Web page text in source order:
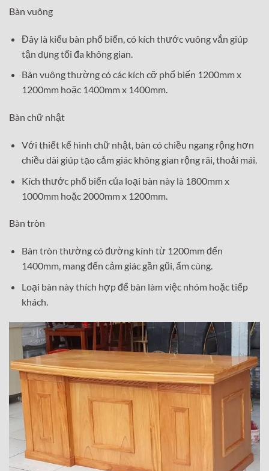
Bàn vuông
Đây là kiểu bàn phổ biến, có kích thước vuông vắn giúp
tận dụng tối đa không gian.
Bàn vuông thường có các kích cỡ phổ biến 1200mm x
1200mm hoặc 1400mm x 1400mm.
Bàn chữ nhật
Với thiết kế hình chữ nhật, bàn có chiều ngang rộng hơn
chiều dài giúp tạo cảm giác không gian rộng rãi, thoải mái.
Kích thước phổ biến của loại bàn này là 1800mm x
1000mm hoặc 2000mm x 1200mm.
Bàn tròn
Bàn tròn thường có đường kính từ 1200mm đến
1400mm, mang đến cảm giác gần gũi, ấm cúng.
Loại bàn này thích hợp để bàn làm việc nhóm hoặc tiếp
khách.